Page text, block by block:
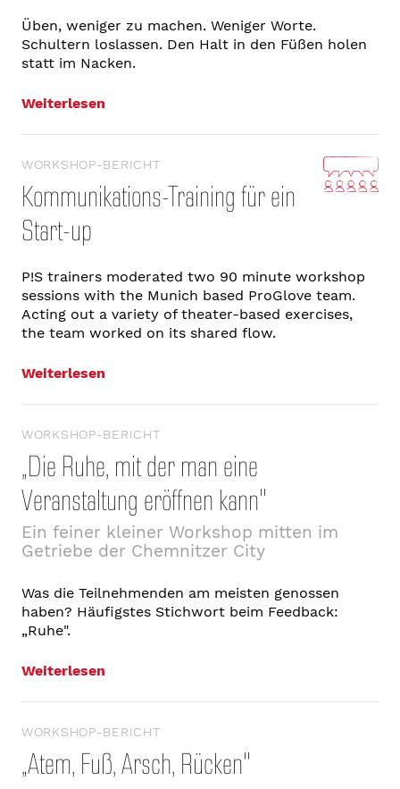
Üben, weniger zu machen. Weniger Worte.
Schultern loslassen. Den Halt in den Füßen holen
statt im Nacken.
Weiterlesen
WORKSHOP-BERICHT
Kommunikations-Training für ein
Start-up
P!S trainers moderated two 90 minute workshop
sessions with the Munich based ProGlove team.
Acting out a variety of theater-based exercises,
the team worked on its shared flow.
Weiterlesen
WORKSHOP-BERICHT
„Die Ruhe, mit der man eine
Veranstaltung eröffnen kann"
Ein feiner kleiner Workshop mitten im
Getriebe der Chemnitzer City
Was die Teilnehmenden am meisten genossen
haben? Häufigstes Stichwort beim Feedback:
„Ruhe".
Weiterlesen
WORKSHOP-BERICHT
„Atem, Fuß, Arsch, Rücken"